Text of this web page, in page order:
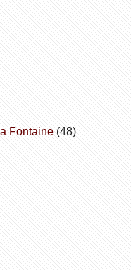
Fontaine(48)